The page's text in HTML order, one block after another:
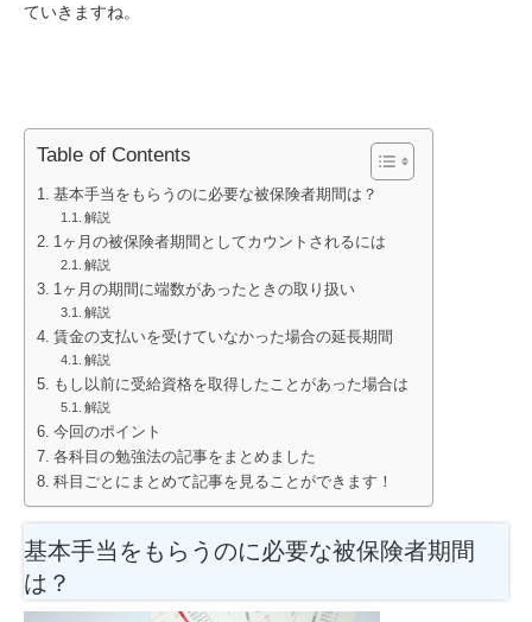
ていきますね。
Table of Contents
基本手当をもらうのに必要な被保険者期間は？
解説
1ヶ月の被保険者期間としてカウントされるには
解説
1ヶ月の期間に端数があったときの取り扱い
解説
賃金の支払いを受けていなかった場合の延長期間
解説
もし以前に受給資格を取得したことがあった場合は
解説
今回のポイント
各科目の勉強法の記事をまとめました
科目ごとにまとめて記事を見ることができます！
基本手当をもらうのに必要な被保険者期間
は？